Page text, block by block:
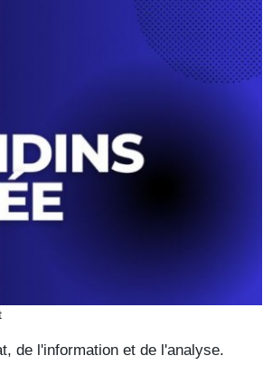
de l'information et de l'analyse.